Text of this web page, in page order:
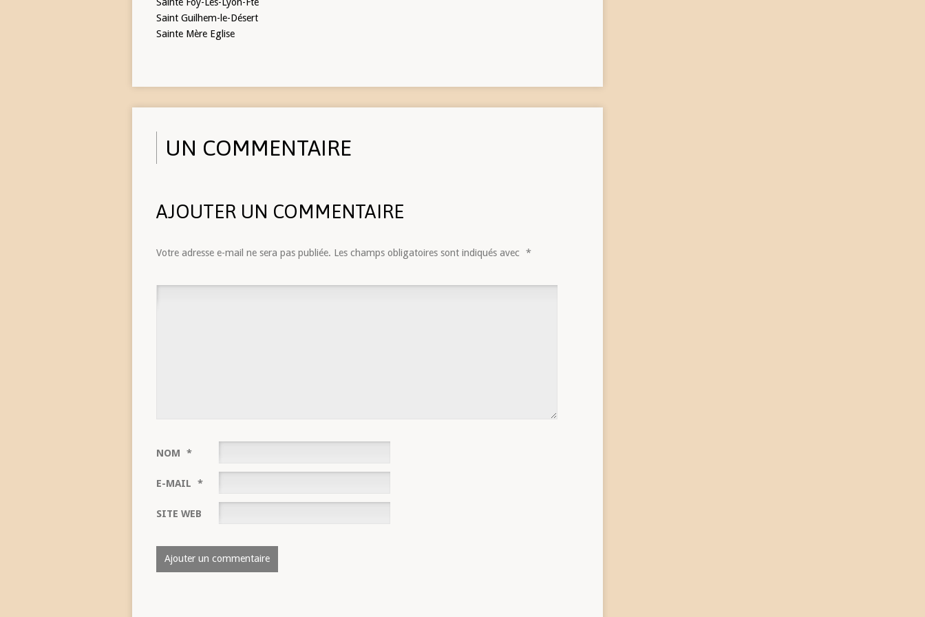
Saint Guilhem-le-Désert
Sainte Mère Eglise
UN COMMENTAIRE
AJOUTER UN COMMENTAIRE
Votre adresse e-mail ne sera pas publiée. Les champs obligatoires sont indiqués avec *
NOM *
E-MAIL *
SITE WEB